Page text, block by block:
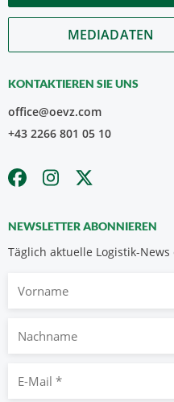
MEDIADATEN
KONTAKTIEREN SIE UNS
office@oevz.com
+43 2266 801 05 10
NEWSLETTER ABONNIEREN
Täglich aktuelle Logistik-
Nachname
Mail